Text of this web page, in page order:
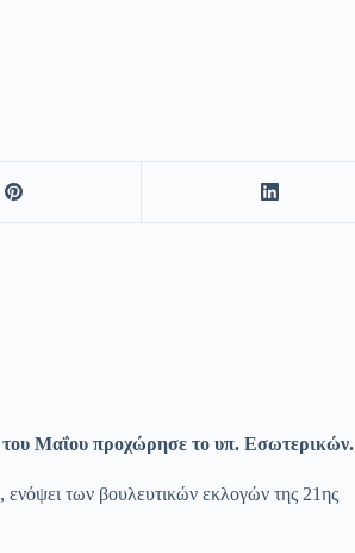
του Μαΐου προχώρησε το υπ. Εσωτερικών.
των βουλευτικών εκλογών της 21ης